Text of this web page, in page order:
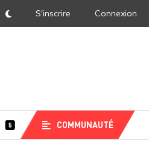
DarkMode
S'inscrire Connexion
5 COMMUNAUTÉ